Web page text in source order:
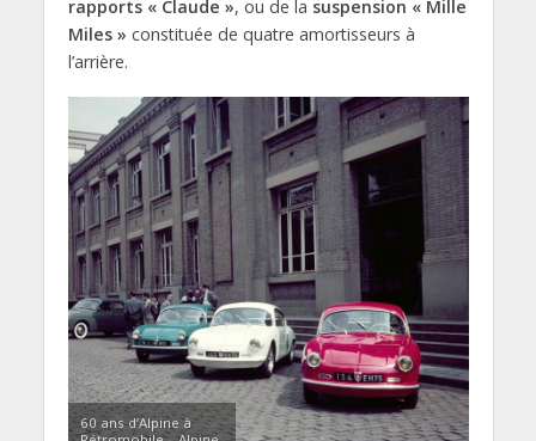
rapports « Claude », ou de la suspension « Mille
Miles » constituée de quatre amortisseurs à
l’arrière.
60 ans d’Alpine à